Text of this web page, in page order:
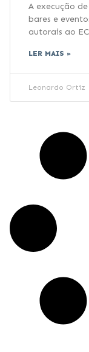
A execução
bares e
autorais ao
LER MAIS »
Leonardo Ortiz